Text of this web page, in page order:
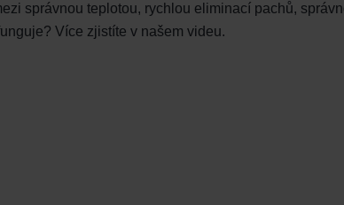
správnou teplotou, rychlou eliminací pachů,
Více zjistíte v našem videu.